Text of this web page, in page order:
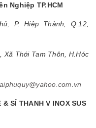
Nghiệp TP.HCM
P. Hiệp Thành, Q.12,
Xã Thới Tam Thôn, H.Hóc
SỈ THANH V INOX SUS